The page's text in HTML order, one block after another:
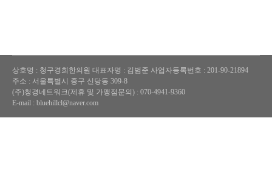
상호명 : 청구경희한의원 대표자명 : 김범준 사업자등록번호 : 201-90-21894
주소 : 서울특별시 중구 신당동 309-8
(주)청경네트워크(제휴 및 가맹점문의) : 070-4941-9360
E-mail : bluehillcl@naver.com